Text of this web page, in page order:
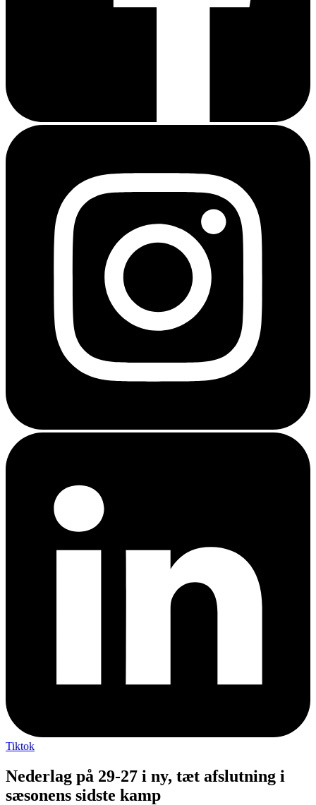
Tiktok
Nederlag på 29-27 i ny, tæt afslutning i
sæsonens sidste kamp